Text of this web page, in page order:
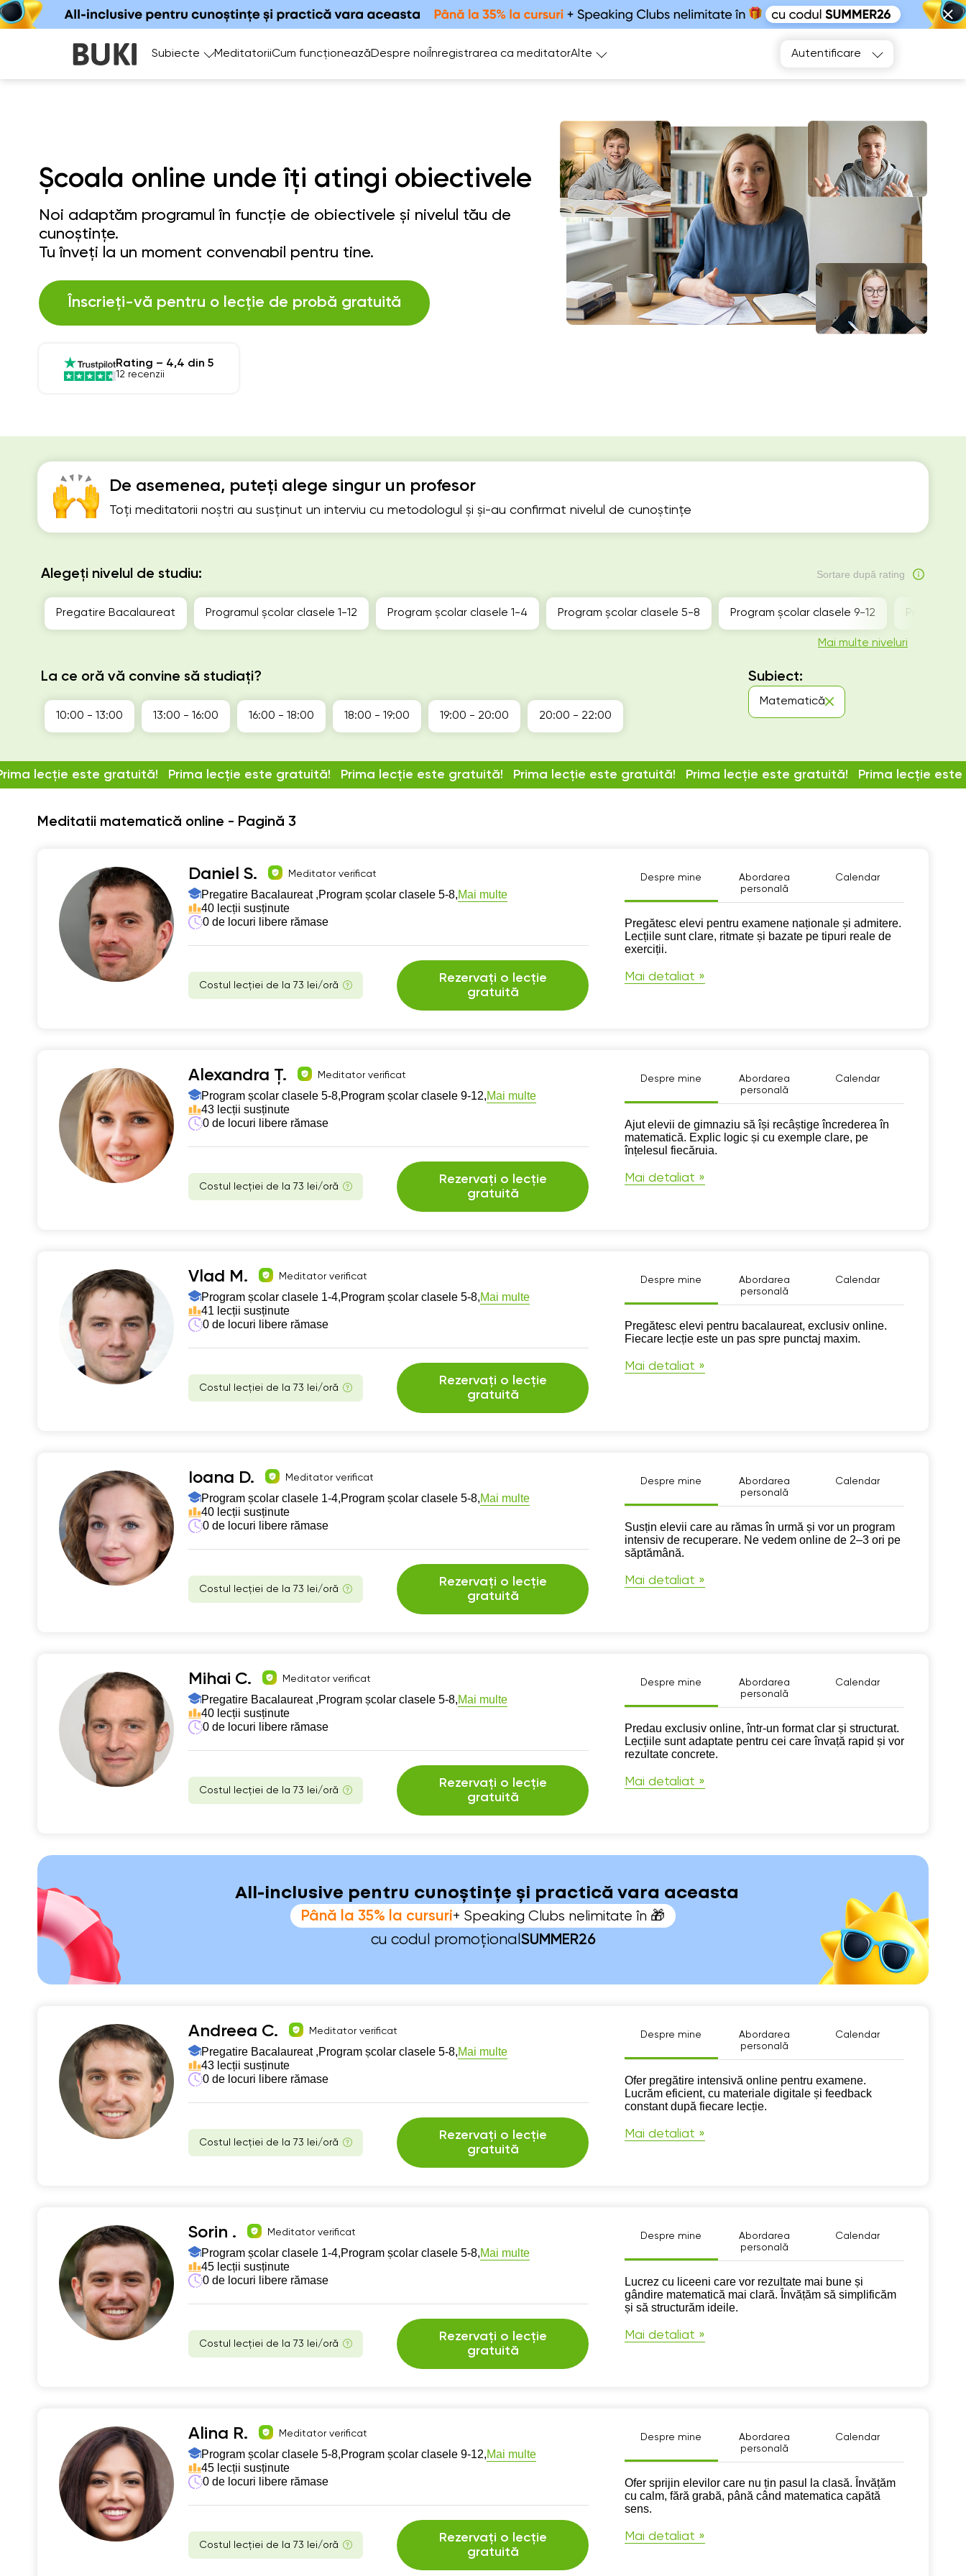
Subiecte MeditatoriiCum funcționeazăDespre noi Înregistrarea ca meditatorAlte Autentificare
Meditatii matematică online - Pagină 3
Daniel S. Meditator verificat
Pregatire Bacalaureat ,Program școlar clasele 5-8,Mai multe
40 lecții susținute
0 de locuri libere rămase
Costul lecției de la 73 lei/oră
Rezervați o lecție
gratuită
Despre mine
Abordarea
personală
Calendar
Despre mine
Pregătesc elevi pentru examene naționale și admitere.
Lecțiile sunt clare, ritmate și bazate pe tipuri reale de
exerciții.
Mai detaliat »
Alexandra Ț. Meditator verificat
Program școlar clasele 5-8,Program școlar clasele 9-12,Mai multe
43 lecții susținute
0 de locuri libere rămase
Costul lecției de la 73 lei/oră
Rezervați o lecție
gratuită
Despre mine
Abordarea
personală
Calendar
Despre mine
Ajut elevii de gimnaziu să își recâștige încrederea în
matematică. Explic logic și cu exemple clare, pe
înțelesul fiecăruia.
Mai detaliat »
Vlad M. Meditator verificat
Program școlar clasele 1-4,Program școlar clasele 5-8,Mai multe
41 lecții susținute
0 de locuri libere rămase
Costul lecției de la 73 lei/oră
Rezervați o lecție
gratuită
Despre mine
Abordarea
personală
Calendar
Despre mine
Pregătesc elevi pentru bacalaureat, exclusiv online.
Fiecare lecție este un pas spre punctaj maxim.
Mai detaliat »
Ioana D. Meditator verificat
Program școlar clasele 1-4,Program școlar clasele 5-8,Mai multe
40 lecții susținute
0 de locuri libere rămase
Costul lecției de la 73 lei/oră
Rezervați o lecție
gratuită
Despre mine
Abordarea
personală
Calendar
Despre mine
Susțin elevii care au rămas în urmă și vor un program
intensiv de recuperare. Ne vedem online de 2–3 ori pe
săptămână.
Mai detaliat »
Mihai C. Meditator verificat
Pregatire Bacalaureat ,Program școlar clasele 5-8,Mai multe
40 lecții susținute
0 de locuri libere rămase
Costul lecției de la 73 lei/oră
Rezervați o lecție
gratuită
Despre mine
Abordarea
personală
Calendar
Despre mine
Predau exclusiv online, într-un format clar și structurat.
Lecțiile sunt adaptate pentru cei care învață rapid și vor
rezultate concrete.
Mai detaliat »
All-inclusive pentru cunoștințe și practică vara aceasta
Până la 35% la cursuri+ Speaking Clubs nelimitate în 🎁
cu codul promoțional SUMMER26
Andreea C. Meditator verificat
Pregatire Bacalaureat ,Program școlar clasele 5-8,Mai multe
43 lecții susținute
0 de locuri libere rămase
Costul lecției de la 73 lei/oră
Rezervați o lecție
gratuită
Despre mine
Abordarea
personală
Calendar
Despre mine
Ofer pregătire intensivă online pentru examene.
Lucrăm eficient, cu materiale digitale și feedback
constant după fiecare lecție.
Mai detaliat »
Sorin . Meditator verificat
Program școlar clasele 1-4,Program școlar clasele 5-8,Mai multe
45 lecții susținute
0 de locuri libere rămase
Costul lecției de la 73 lei/oră
Rezervați o lecție
gratuită
Despre mine
Abordarea
personală
Calendar
Despre mine
Lucrez cu liceeni care vor rezultate mai bune și
gândire matematică mai clară. Învățăm să simplificăm
și să structurăm ideile.
Mai detaliat »
Alina R. Meditator verificat
Program școlar clasele 5-8,Program școlar clasele 9-12,Mai multe
45 lecții susținute
0 de locuri libere rămase
Costul lecției de la 73 lei/oră
Rezervați o lecție
gratuită
Despre mine
Abordarea
personală
Calendar
Despre mine
Ofer sprijin elevilor care nu țin pasul la clasă. Învățăm
cu calm, fără grabă, până când matematica capătă
sens.
Mai detaliat »
lecție este gratuită! Prima lecție este gratuită! Prima lecție este gratuită! Prima lecție este gratuită! Prima lecție este gratuită! Prima lecție
De asemenea, puteți alege singur un profesor
Toți meditatorii noștri au susținut un interviu cu metodologul și și-au confirmat nivelul de cunoștințe
Alegeți nivelul de studiu: Sortare după rating
Pregatire Bacalaureat Programul școlar clasele 1-12 Program școlar clasele 1-4 Program școlar clasele 5-8 Program școlar clasele 9-12 Pregătire
Mai multe niveluri
La ce oră vă convine să studiați?
10:00 - 13:00 13:00 - 16:00 16:00 - 18:00 18:00 - 19:00 19:00 - 20:00 20:00 - 22:00
Subiect:
Matematică
Școala online unde îți atingi obiectivele
Noi adaptăm programul în funcție de obiectivele și nivelul tău de
cunoștințe.
Tu înveți la un moment convenabil pentru tine.
Înscrieți-vă pentru o lecție de probă gratuită
Rating – 4,4 din 5
12 recenzii
Alegeți